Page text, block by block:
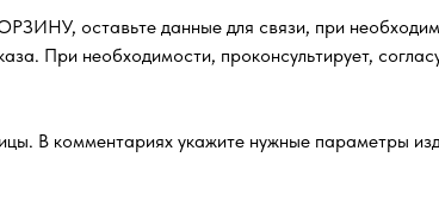
оставьте данные для связи, при
При необходимости, проконсультирует,
В комментариях укажите нужные параметры